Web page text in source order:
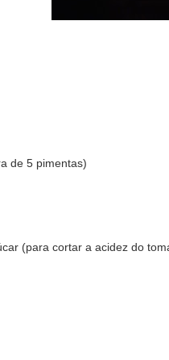
de 5 pimentas)
(para cortar a acidez do